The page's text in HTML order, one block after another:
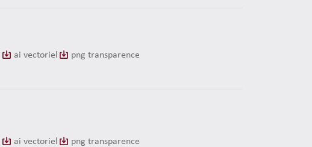
ai vectoriel png transparence
ai vectoriel png transparence